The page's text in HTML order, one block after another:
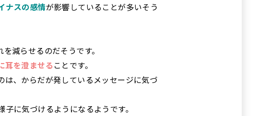
ナスの感情が影響していることが多いそう
減らせるのだそうです。
耳を澄ませることです。
、からだが発しているメッセージに気づ
に気づけるようになるようです。